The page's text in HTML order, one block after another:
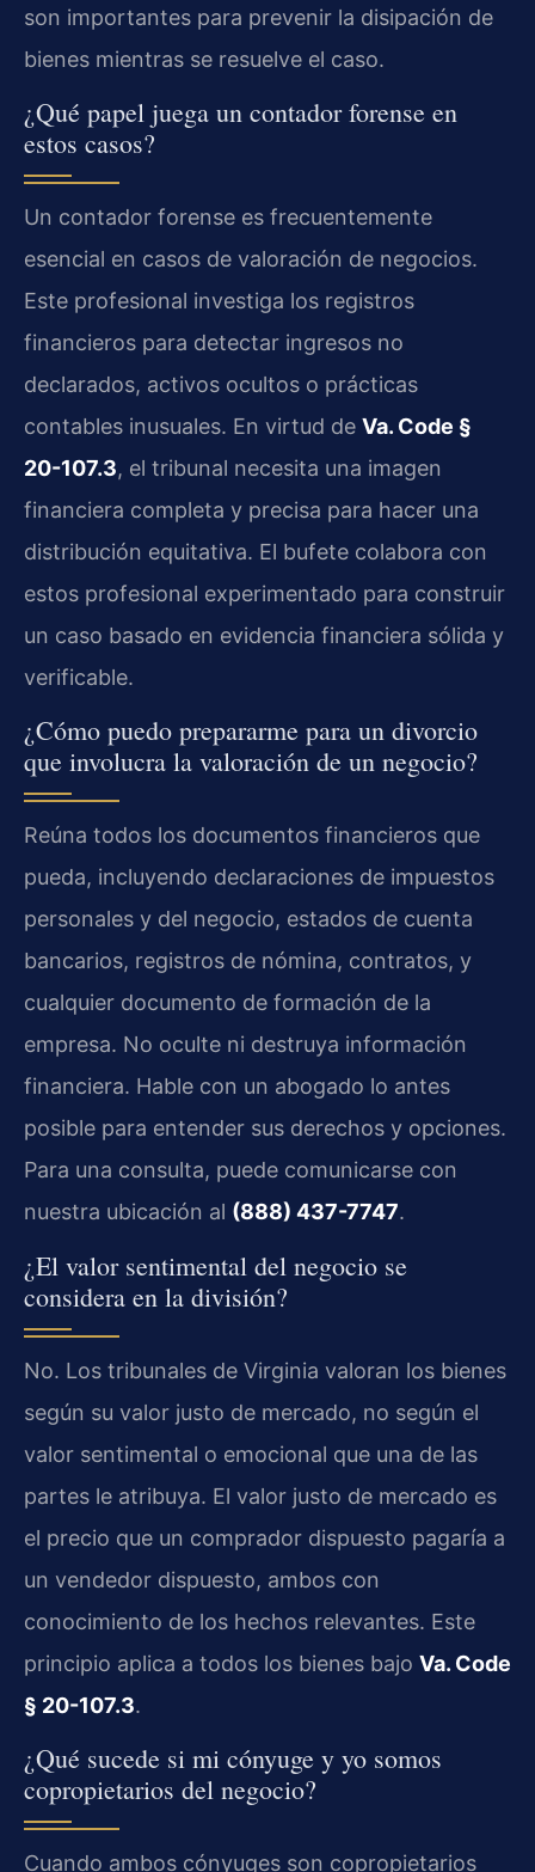
son importantes para prevenir la disipación de
bienes mientras se resuelve el caso.
¿Qué papel juega un contador forense en
estos casos?
Un contador forense es frecuentemente
esencial en casos de valoración de negocios.
Este profesional investiga los registros
financieros para detectar ingresos no
declarados, activos ocultos o prácticas
contables inusuales. En virtud de Va. Code §
20-107.3, el tribunal necesita una imagen
financiera completa y precisa para hacer una
distribución equitativa. El bufete colabora con
estos profesional experimentado para construir
un caso basado en evidencia financiera sólida y
verificable.
¿Cómo puedo prepararme para un divorcio
que involucra la valoración de un negocio?
Reúna todos los documentos financieros que
pueda, incluyendo declaraciones de impuestos
personales y del negocio, estados de cuenta
bancarios, registros de nómina, contratos, y
cualquier documento de formación de la
empresa. No oculte ni destruya información
financiera. Hable con un abogado lo antes
posible para entender sus derechos y opciones.
Para una consulta, puede comunicarse con
nuestra ubicación al (888) 437-7747.
¿El valor sentimental del negocio se
considera en la división?
No. Los tribunales de Virginia valoran los bienes
según su valor justo de mercado, no según el
valor sentimental o emocional que una de las
partes le atribuya. El valor justo de mercado es
el precio que un comprador dispuesto pagaría a
un vendedor dispuesto, ambos con
conocimiento de los hechos relevantes. Este
principio aplica a todos los bienes bajo Va. Code
§ 20-107.3.
¿Qué sucede si mi cónyuge y yo somos
copropietarios del negocio?
Cuando ambos cónyuges son copropietarios